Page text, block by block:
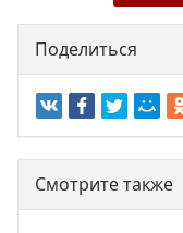
Поделиться
Смотрите также